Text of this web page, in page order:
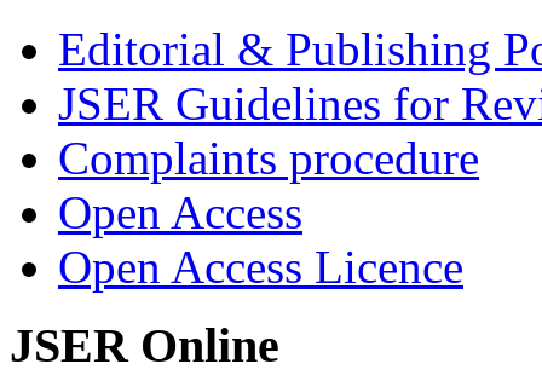
Editorial & Publishing
JSER Guidelines for
Complaints procedure
Open Access
Open Access Licence
JSER Online